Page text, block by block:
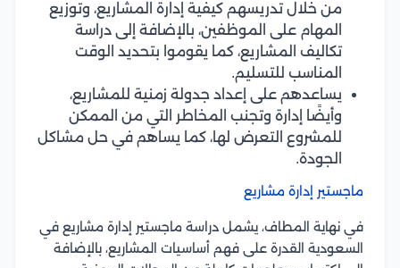
من خلال تدريسهم كيفية إدارة المشاريع، وتوزيع
المهام على الموظفين، بالإضافة إلى دراسة
تكاليف المشاريع، كما يقوموا بتحديد الوقت
المناسب للتسليم.
يساعدهم على إعداد جدولة زمنية للمشاريع،
وأيضًا إدارة وتجنب المخاطر التي من الممكن
للمشروع التعرض لها، كما يساهم في حل مشاكل
الجودة.
ماجستير إدارة مشاريع
في نهاية المطاف، يشمل دراسة ماجستير إدارة مشاريع في
السعودية القدرة على فهم أساسيات المشاريع، بالإضافة